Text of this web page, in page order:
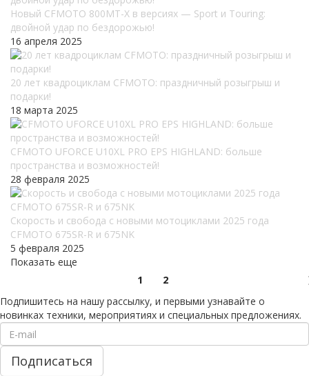
Новый CFMOTO 800MT-X в версиях — Sport и Touring:
двойной удар по бездорожью!
16 апреля 2025
20 лет квадроциклам CFMOTO: праздничный розыгрыш и
подарки!
18 марта 2025
CFMOTO UFORCE U10XL PRO EPS HIGHLAND: больше
пространства и возможностей!
28 февраля 2025
Скорость и свобода с новыми мотоциклами 2025 года
CFMOTO 675SR-R и 675NK
5 февраля 2025
Показать еще
1
2
Подпишитесь на нашу рассылку, и первыми узнавайте о
новинках техники, мероприятиях и специальных предложениях.